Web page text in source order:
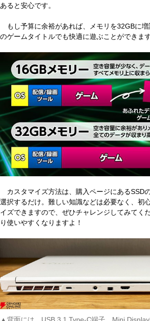
あると安心です。
もし予算に余裕があれば、メモリを32GBに
のゲームタイトルでも快適に遊ぶことができま
カスタマイズ方法は、購入ページにあるSSD
選択するだけ。難しい知識などは必要なく、初
イズできますので、ぜひチャレンジしてみてく
り使いやすくなりますよ！